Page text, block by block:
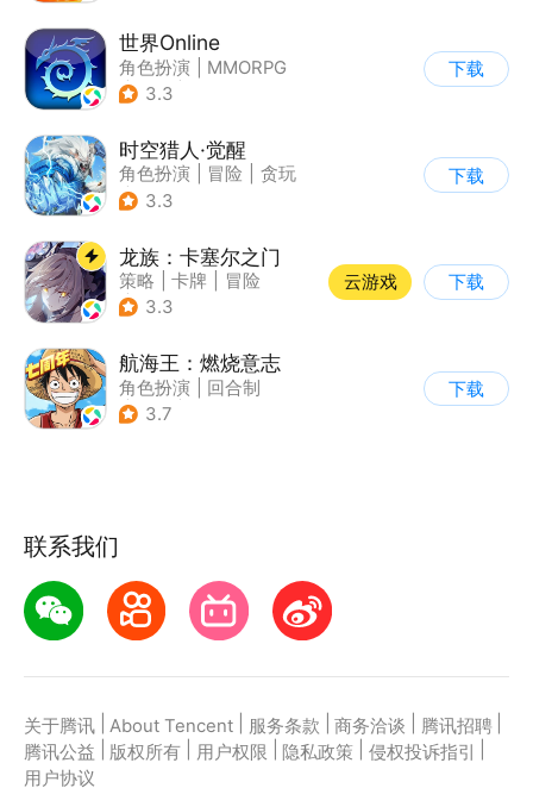
世界Online
角色扮演
MMORPG
| 冒险
3.3
下载
时空猎人·觉醒
角色扮演 冒险
贪玩
| 街机
3.3
下载
龙族：卡塞尔之门
策略 卡牌
冒险
| 龙族
3.3
云游戏 下载
航海王：燃烧意志
角色扮演
回合制
| 奇幻
3.7
下载
联系我们
关于腾讯 About Tencent 服务条款 商务洽谈 腾讯招聘
腾讯公益
版权所有 用户权限 隐私政策 侵权投诉指引
用户协议